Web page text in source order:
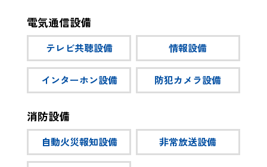
電気通信設備
テレビ共聴設備 情報設備
インターホン設備 防犯カメラ設備
消防設備
自動火災報知設備 非常放送設備